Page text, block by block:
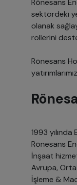
Rönesans
sektördeki
olanak
rollerini
Rönesans
1993
Rönesans
İnşaat
Avrupa,
İşleme &